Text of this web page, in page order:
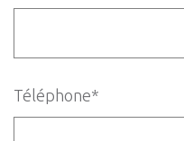
Téléphone*